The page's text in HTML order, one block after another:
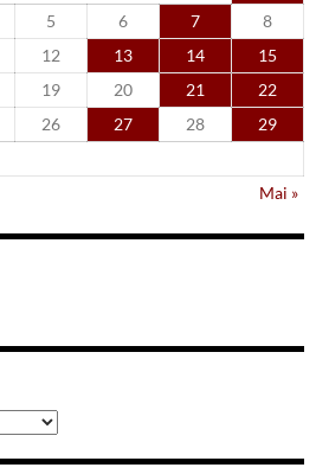
5 6 7
8
12 13 14
15
19 20 21
22
26 27 28
29
Mai »